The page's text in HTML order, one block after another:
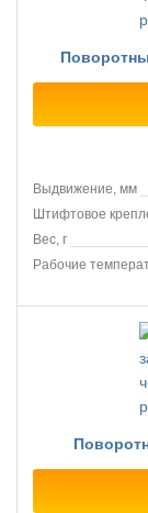
Выдвижение, мм
Штифтовое
Вес, г
Рабочие